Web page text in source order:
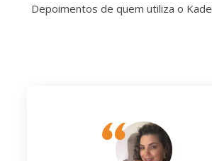
Depoimentos de quem utiliza o